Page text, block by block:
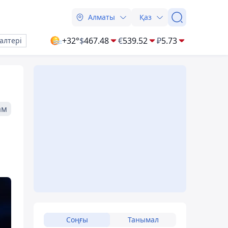
Алматы Қаз
+32°$467.48 €539.52 ₽5.73
Соңғы Танымал